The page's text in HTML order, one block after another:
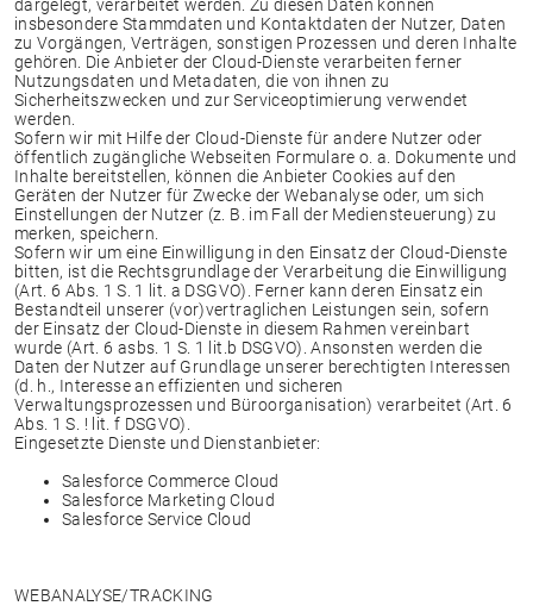
dargelegt, verarbeitet werden. Zu diesen Daten können
insbesondere Stammdaten und Kontaktdaten der Nutzer, Daten
zu Vorgängen, Verträgen, sonstigen Prozessen und deren Inhalte
gehören. Die Anbieter der Cloud-Dienste verarbeiten ferner
Nutzungsdaten und Metadaten, die von ihnen zu
Sicherheitszwecken und zur Serviceoptimierung verwendet
werden.
Sofern wir mit Hilfe der Cloud-Dienste für andere Nutzer oder
öffentlich zugängliche Webseiten Formulare o. a. Dokumente und
Inhalte bereitstellen, können die Anbieter Cookies auf den
Geräten der Nutzer für Zwecke der Webanalyse oder, um sich
Einstellungen der Nutzer (z. B. im Fall der Mediensteuerung) zu
merken, speichern.
Sofern wir um eine Einwilligung in den Einsatz der Cloud-Dienste
bitten, ist die Rechtsgrundlage der Verarbeitung die Einwilligung
(Art. 6 Abs. 1 S. 1 lit. a DSGVO). Ferner kann deren Einsatz ein
Bestandteil unserer (vor)vertraglichen Leistungen sein, sofern
der Einsatz der Cloud-Dienste in diesem Rahmen vereinbart
wurde (Art. 6 asbs. 1 S. 1 lit.b DSGVO). Ansonsten werden die
Daten der Nutzer auf Grundlage unserer berechtigten Interessen
(d. h., Interesse an effizienten und sicheren
Verwaltungsprozessen und Büroorganisation) verarbeitet (Art. 6
Abs. 1 S. ! lit. f DSGVO).
Eingesetzte Dienste und Dienstanbieter:
Salesforce Commerce Cloud
Salesforce Marketing Cloud
Salesforce Service Cloud
WEBANALYSE/TRACKING